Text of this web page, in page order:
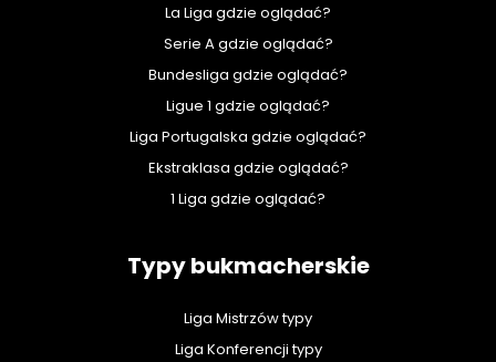
La Liga gdzie oglądać?
Serie A gdzie oglądać?
Bundesliga gdzie oglądać?
Ligue 1 gdzie oglądać?
Liga Portugalska gdzie oglądać?
Ekstraklasa gdzie oglądać?
1 Liga gdzie oglądać?
Typy bukmacherskie
Liga Mistrzów typy
Liga Konferencji typy